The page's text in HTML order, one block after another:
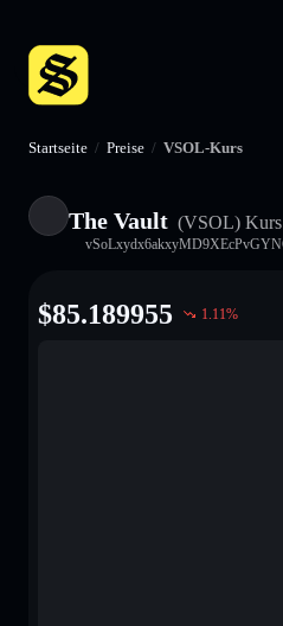
Startseite / Preise / VSOL-Kurs
The Vault (VSOL)
$85.189955 1.11%